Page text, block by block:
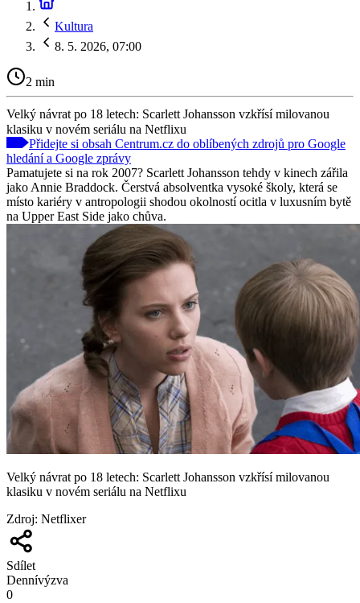
Kultura
8. 5. 2026, 07:00
2 min
Velký návrat po 18 letech: Scarlett Johansson vzkřísí milovanou
klasiku v novém seriálu na Netflixu
Přidejte si obsah Centrum.cz do oblíbených zdrojů pro Google
hledání a Google zprávy
Pamatujete si na rok 2007? Scarlett Johansson tehdy v kinech zářila
jako Annie Braddock. Čerstvá absolventka vysoké školy, která se
místo kariéry v antropologii shodou okolností ocitla v luxusním bytě
na Upper East Side jako chůva.
Velký návrat po 18 letech: Scarlett Johansson vzkřísí milovanou
klasiku v novém seriálu na Netflixu
Zdroj: Netflixer
Sdílet
Dennívýzva
0